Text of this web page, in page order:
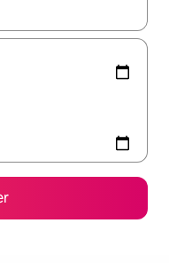
les en utilisant